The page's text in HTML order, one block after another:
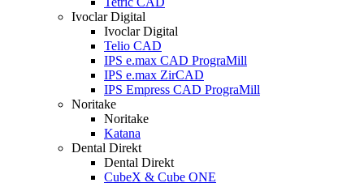
Ivoclar Digital
Ivoclar Digital
Telio CAD
IPS e.max CAD PrograMill
IPS e.max ZirCAD
IPS Empress CAD PrograMill
Noritake
Noritake
Katana
Dental Direkt
Dental Direkt
CubeX & Cube ONE